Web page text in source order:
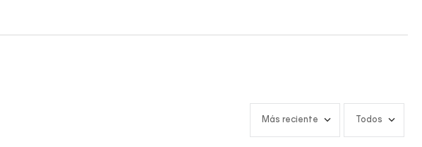
Más reciente Todos